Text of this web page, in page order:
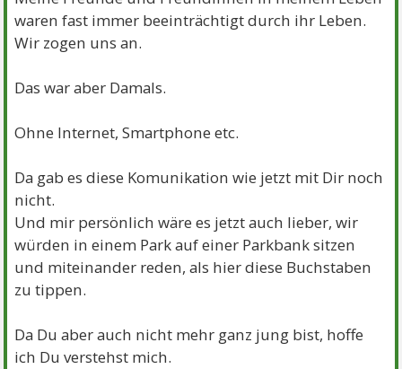
waren fast immer beeinträchtigt durch ihr Leben.
Wir zogen uns an.
Das war aber Damals.
Ohne Internet, Smartphone etc.
Da gab es diese Komunikation wie jetzt mit Dir noch
nicht.
Und mir persönlich wäre es jetzt auch lieber, wir
würden in einem Park auf einer Parkbank sitzen
und miteinander reden, als hier diese Buchstaben
zu tippen.
Da Du aber auch nicht mehr ganz jung bist, hoffe
ich Du verstehst mich.